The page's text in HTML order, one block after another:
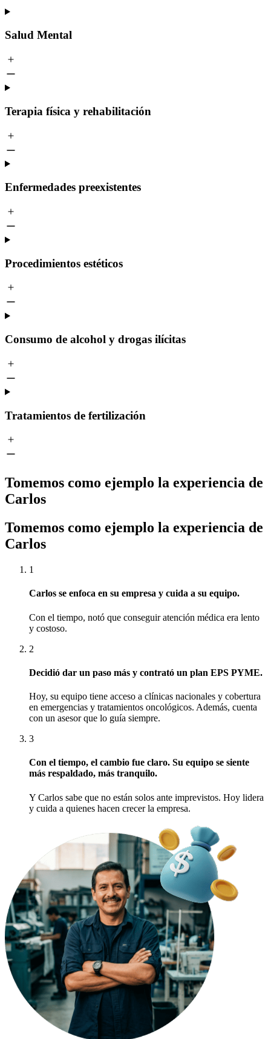
Salud Mental
Terapia física y rehabilitación
Enfermedades preexistentes
Procedimientos estéticos
Consumo de alcohol y drogas ilícitas
Tratamientos de fertilización
Tomemos como ejemplo la experiencia de
Carlos
Tomemos como ejemplo la experiencia de
Carlos
1
Carlos se enfoca en su empresa y cuida a su equipo.
Con el tiempo, notó que conseguir atención médica era lento
y costoso.
2
Decidió dar un paso más y contrató un plan EPS PYME.
Hoy, su equipo tiene acceso a clínicas nacionales y cobertura
en emergencias y tratamientos oncológicos. Además, cuenta
con un asesor que lo guía siempre.
3
Con el tiempo, el cambio fue claro. Su equipo se siente
más respaldado, más tranquilo.
Y Carlos sabe que no están solos ante imprevistos. Hoy lidera
y cuida a quienes hacen crecer la empresa.